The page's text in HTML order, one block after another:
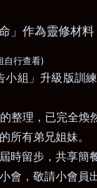
」作為靈修材
自行查看)
小組」升級版訓
整理，已完全
所有弟兄姐妹。
時留步，共享簡
會，敬請小會員